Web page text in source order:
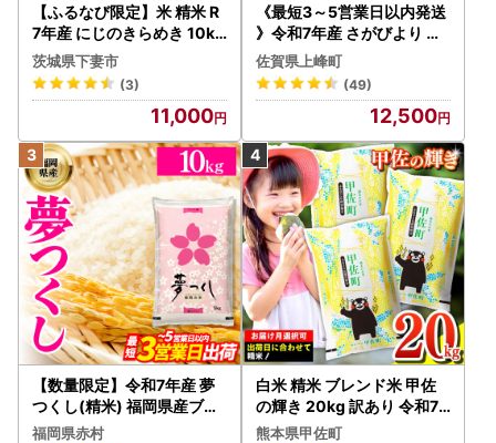
【ふるなび限定】米 精米 R
7年産 にじのきらめき 10kg
10月 FN-Limited-PR
茨城県下妻市
(3)
11,000
《最短3～5営業日以内発送
》令和7年産 さがびより 佐
賀県産（精米）10kg
佐賀県上峰町
(49)
12,500
【数量限定】令和7年産 夢
つくし(精米) 福岡県産ブラ
ンド米 10kg (品番:3X11R7)
福岡県赤村
白米 精米 ブレンド米 甲佐
の輝き 20kg 訳あり 令和7
年産 【価格改定ZS】
熊本県甲佐町